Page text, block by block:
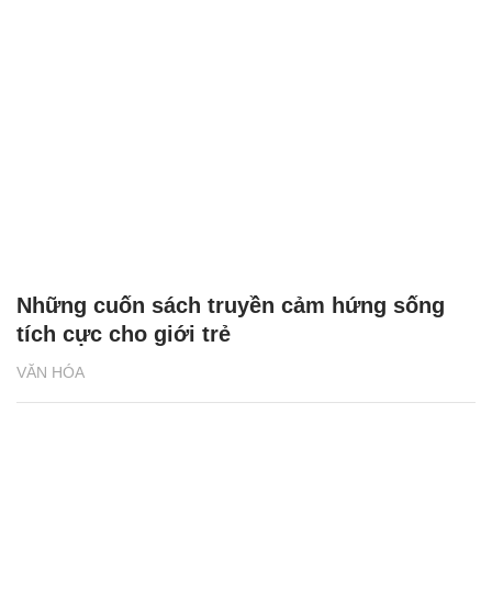
VĂN HÓA
Những cuốn sách truyền cảm hứng sống
tích cực cho giới trẻ